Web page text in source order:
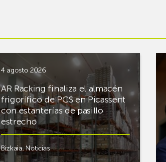
4 agosto 2026
AR Racking finaliza el almacén
frigorífico de PCS en Picassent
con estanterías de pasillo
estrecho
Bizkaia,Noticias